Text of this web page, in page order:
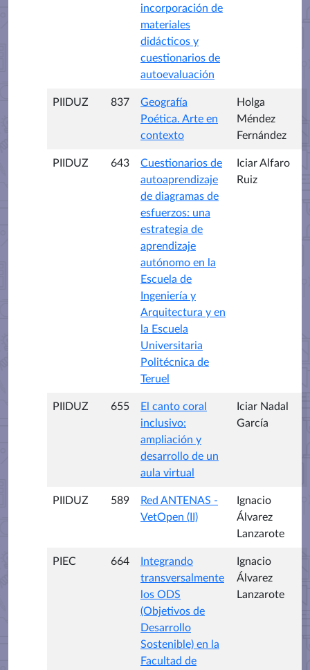
incorporación de
materiales
didácticos y
cuestionarios de
autoevaluación
PIIDUZ 837
Geografía
Poética. Arte en
contexto
Holga
Méndez
Fernández
PIIDUZ 643
Cuestionarios de
autoaprendizaje
de diagramas de
esfuerzos: una
estrategia de
aprendizaje
autónomo en la
Escuela de
Ingeniería y
Arquitectura y en
la Escuela
Universitaria
Politécnica de
Teruel
Iciar Alfaro
Ruiz
PIIDUZ 655
El canto coral
inclusivo:
ampliación y
desarrollo de un
aula virtual
Iciar Nadal
García
PIIDUZ 589
Red ANTENAS -
VetOpen (II)
Ignacio
Álvarez
Lanzarote
PIEC 664
Integrando
transversalmente
los ODS
(Objetivos de
Desarrollo
Sostenible) en la
Facultad de
Ignacio
Álvarez
Lanzarote